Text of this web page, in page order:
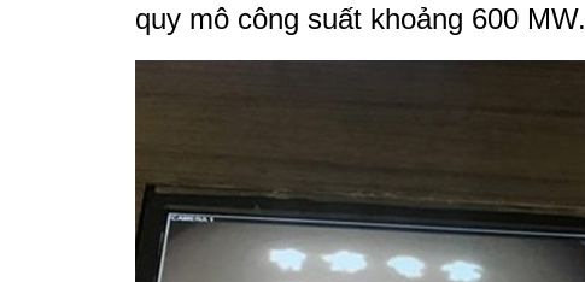
quy mô công suất khoảng 600 MW.